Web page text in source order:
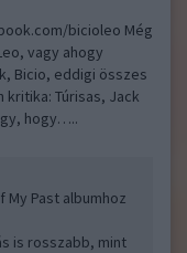
bicioleo Még
vagy ahogy
Bicio, eddigi összes
Túrisas, Jack
hogy…..
Past albumhoz
is rosszabb, mint